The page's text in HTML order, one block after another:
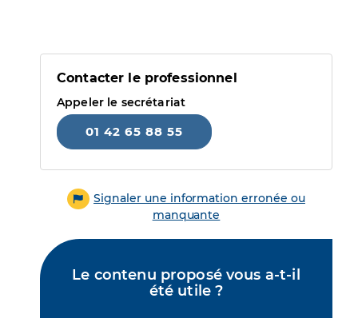
Contacter le professionnel
Appeler le secrétariat
01 42 65 88 55
Signaler une information erronée ou
manquante
Le contenu proposé vous a-t-il
été utile ?